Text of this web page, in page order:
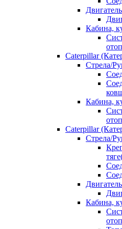
Кабина,
Caterpillar
Стрела/
Кабина,
Caterpillar
Стрела/
Кабина,